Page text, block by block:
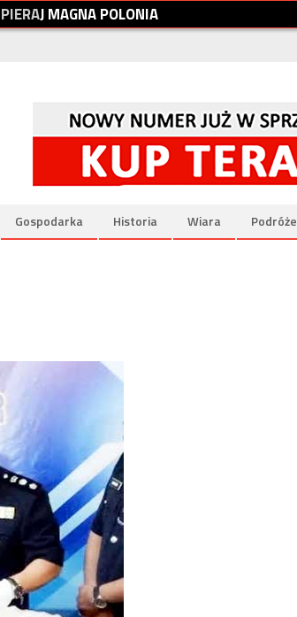
PIERAJMAGNAPOLONIA
Gospodarka Historia Wiara Podróże